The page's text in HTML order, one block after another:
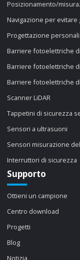
Posizionamento/
Navigazione per evitare
Progettazione
Barriere fotoelettriche
Barriere fotoelettriche
Barriere fotoelettriche
Scanner LiDAR
Tappetini di sicurezza
Sensori a ultrasuoni
Sensori misurazione
Interruttori di sicurezza
Supporto
Ottieni un campione
Centro download
Progetti
Blog
Notizia